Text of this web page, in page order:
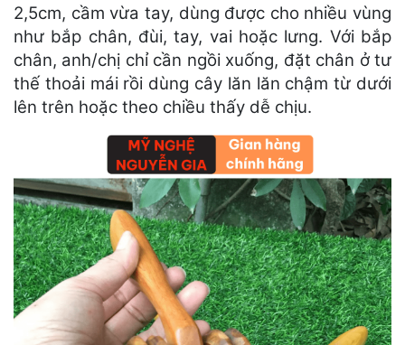
2,5cm, cầm vừa tay, dùng được cho nhiều vùng
như bắp chân, đùi, tay, vai hoặc lưng. Với bắp
chân, anh/chị chỉ cần ngồi xuống, đặt chân ở tư
thế thoải mái rồi dùng cây lăn lăn chậm từ dưới
lên trên hoặc theo chiều thấy dễ chịu.